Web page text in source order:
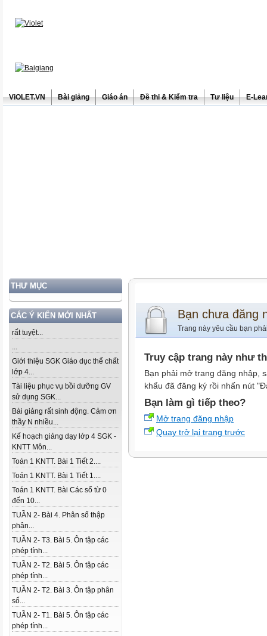
ViOLET.VN Bài giảng Giáo án Đề thi & Kiểm tra Tư liệu E-
THƯ MỤC
CÁC Ý KIẾN MỚI NHẤT
rất tuyệt...
...
Giới thiệu SGK Giáo dục thể chất
lớp 4...
Tài liệu phục vụ bồi dưỡng GV
sử dụng SGK...
Bài giảng rất sinh động. Cảm ơn
thầy N nhiều...
Kế hoạch giảng dạy lớp 4 SGK -
KNTT Môn...
Toán 1 KNTT. Bài 1 Tiết 2....
Toán 1 KNTT. Bài 1 Tiết 1....
Toán 1 KNTT. Bài Các số từ 0
đến 10...
TUẦN 2- Bài 4. Phân số thập
phân...
TUẦN 2- T3. Bài 5. Ôn tập các
phép tính...
TUẦN 2- T2. Bài 5. Ôn tập các
phép tính...
TUẦN 2- T2. Bài 3. Ôn tập phân
số...
TUẦN 2- T1. Bài 5. Ôn tập các
phép tính...
Bạn chưa đăng
Trang này yêu cầu bạn
Truy cập trang này như
Bạn phải mở trang đăng nhập,
khẩu đã đăng ký rồi nhấn nút
Bạn làm gì tiếp theo?
Mở trang đăng nhập
Quay trở lại trang trước